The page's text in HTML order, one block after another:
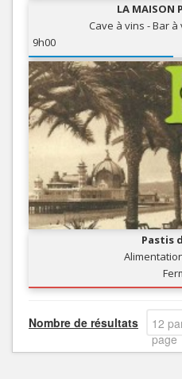
LA MAISON
Cave à vins - Bar
9h00
Pastis
Nombre de résultats
12
page